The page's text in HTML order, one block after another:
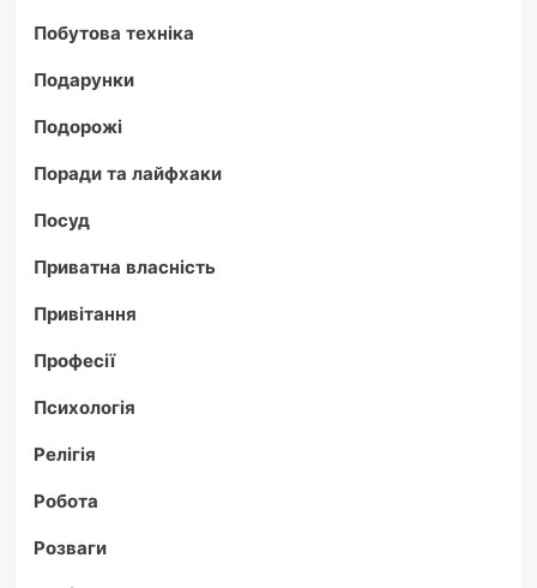
Побутова техніка
Подарунки
Подорожі
Поради та лайфхаки
Посуд
Приватна власність
Привітання
Професії
Психологія
Релігія
Робота
Розваги